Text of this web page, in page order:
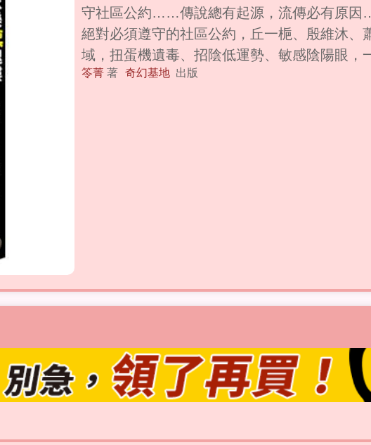
守社區公約……傳說總有起源，流傳必有原
絕對必須遵守的社區公約，丘一梔、殷維沐、
域，扭蛋機遺毒、招陰低運勢、敏感陰陽眼
一、本社區無門禁管制，電梯僅有兩座，安全
使用。二、由於各棟環境較為複雜，請熟悉自
逛，避免迷路。三、本大樓所有燈具均非感
笭菁 著 奇幻基地 出版